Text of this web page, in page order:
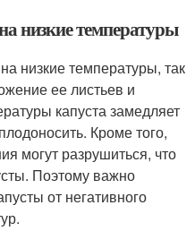
низкие температуры
низкие температуры, так
ее листьев и
капуста замедляет
Кроме того,
могут разрушиться, что
Поэтому важно
от негативного